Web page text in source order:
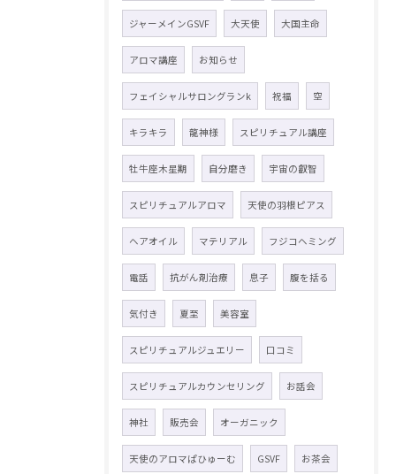
ジャーメインGSVF 大天使 大国主命
アロマ講座 お知らせ
フェイシャルサロングランk 祝福 空
キラキラ 龍神様 スピリチュアル講座
牡牛座木星期 自分磨き 宇宙の叡智
スピリチュアルアロマ 天使の羽根ピアス
ヘアオイル マテリアル フジコヘミング
電話 抗がん剤治療 息子 腹を括る
気付き 夏至 美容室
スピリチュアルジュエリー 口コミ
スピリチュアルカウンセリング お話会
神社 販売会 オーガニック
天使のアロマぱひゅーむ GSVF お茶会